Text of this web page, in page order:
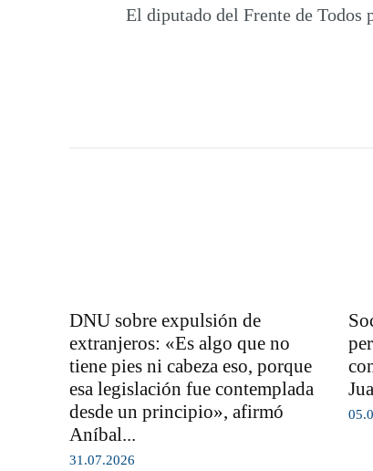
El diputado del Frente de Todos
DNU sobre expulsión de
extranjeros: «Es algo que no
tiene pies ni cabeza eso, porque
esa legislación fue contemplada
desde un principio», afirmó
Aníbal...
31.07.2026